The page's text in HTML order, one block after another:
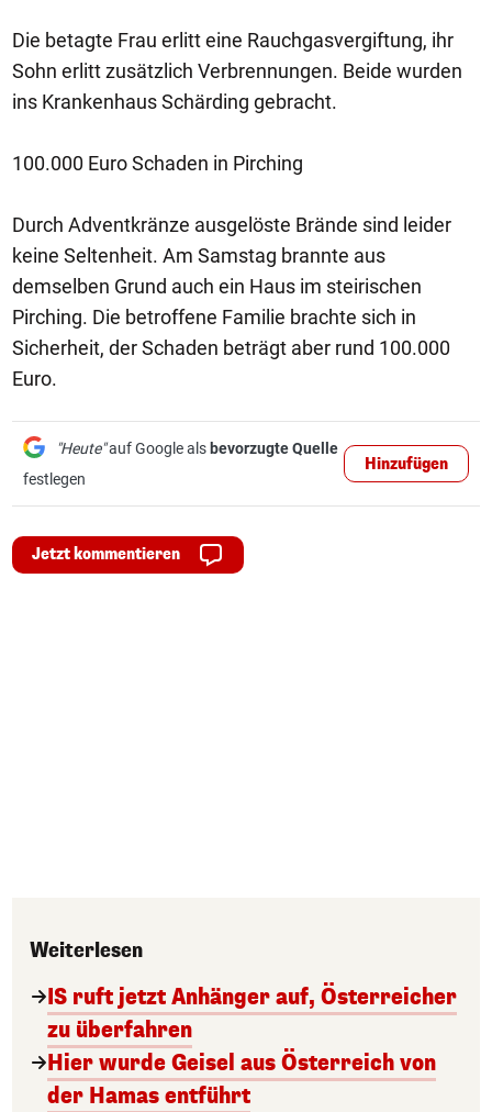
Die betagte Frau erlitt eine Rauchgasvergiftung, ihr
Sohn erlitt zusätzlich Verbrennungen. Beide wurden
ins Krankenhaus Schärding gebracht.
100.000 Euro Schaden in Pirching
Durch Adventkränze ausgelöste Brände sind leider
keine Seltenheit. Am Samstag brannte aus
demselben Grund auch ein Haus im steirischen
Pirching. Die betroffene Familie brachte sich in
Sicherheit, der Schaden beträgt aber rund 100.000
Euro.
"Heute"auf Google als bevorzugte Quelle
festlegen
Hinzufügen
Jetzt kommentieren
Weiterlesen
IS ruft jetzt Anhänger auf, Österreicher
zu überfahren
Hier wurde Geisel aus Österreich von
der Hamas entführt